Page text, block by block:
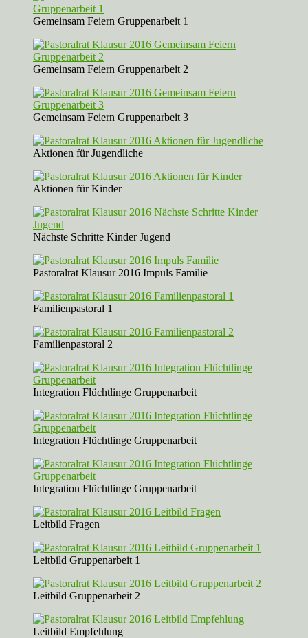
Gemeinsam Feiern Gruppenarbeit 1
Gemeinsam Feiern Gruppenarbeit 2
Gemeinsam Feiern Gruppenarbeit 3
Aktionen für Jugendliche
Aktionen für Kinder
Nächste Schritte Kinder Jugend
Pastoralrat Klausur 2016 Impuls Familie
Familienpastoral 1
Familienpastoral 2
Integration Flüchtlinge Gruppenarbeit
Integration Flüchtlinge Gruppenarbeit
Integration Flüchtlinge Gruppenarbeit
Leitbild Fragen
Leitbild Gruppenarbeit 1
Leitbild Gruppenarbeit 2
Leitbild Empfehlung